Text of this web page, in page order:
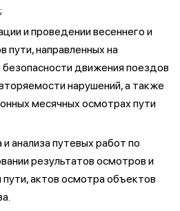
и проведении весеннего и
пути, направленных на
движения поездов
нарушений, а также
месячных осмотрах пути
и анализа путевых работ по
результатов осмотров и
пути, актов осмотра объектов